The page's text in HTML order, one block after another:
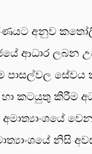
අනුව
ආධාර ලබන
පාසල්වල
කටයුතු කිරීම
නිසි